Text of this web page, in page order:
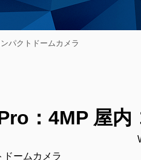
パクトドームカメラ
：4MP 屋内